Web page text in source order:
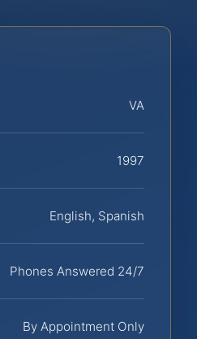
VA
1997
English, Spanish
Phones Answered 24/7
By Appointment Only